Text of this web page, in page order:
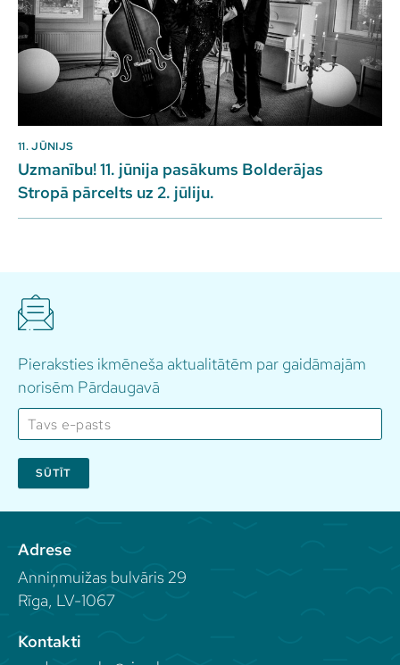
11. JŪNIJS
Uzmanību! 11. jūnija pasākums Bolderājas
Stropā pārcelts uz 2. jūliju.
Pieraksties ikmēneša aktualitātēm par gaidāmajām
norisēm Pārdaugavā
SŪTĪT
Adrese
Anniņmuižas bulvāris 29
Rīga, LV-1067
Kontakti